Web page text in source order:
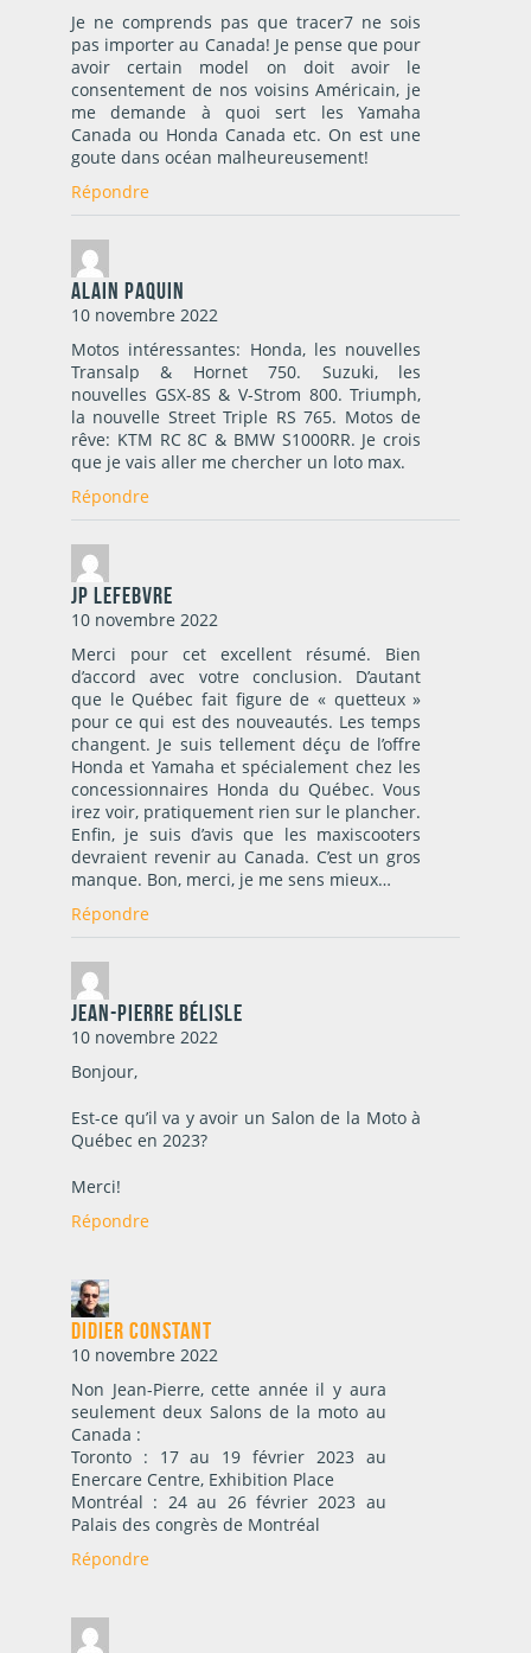
Je ne comprends pas que tracer7 ne sois
pas importer au Canada! Je pense que pour
avoir certain model on doit avoir le
consentement de nos voisins Américain, je
me demande à quoi sert les Yamaha
Canada ou Honda Canada etc. On est une
goute dans océan malheureusement!
Répondre
Alain Paquin
10 novembre 2022
Motos intéressantes: Honda, les nouvelles
Transalp & Hornet 750. Suzuki, les
nouvelles GSX-8S & V-Strom 800. Triumph,
la nouvelle Street Triple RS 765. Motos de
rêve: KTM RC 8C & BMW S1000RR. Je crois
que je vais aller me chercher un loto max.
Répondre
JP Lefebvre
10 novembre 2022
Merci pour cet excellent résumé. Bien
d’accord avec votre conclusion. D’autant
que le Québec fait figure de « quetteux »
pour ce qui est des nouveautés. Les temps
changent. Je suis tellement déçu de l’offre
Honda et Yamaha et spécialement chez les
concessionnaires Honda du Québec. Vous
irez voir, pratiquement rien sur le plancher.
Enfin, je suis d’avis que les maxiscooters
devraient revenir au Canada. C’est un gros
manque. Bon, merci, je me sens mieux…
Répondre
Jean-Pierre Bélisle
10 novembre 2022
Bonjour,
Est-ce qu’il va y avoir un Salon de la Moto à
Québec en 2023?
Merci!
Répondre
Didier Constant
10 novembre 2022
Non Jean-Pierre, cette année il y aura
seulement deux Salons de la moto au
Canada :
Toronto : 17 au 19 février 2023 au
Enercare Centre, Exhibition Place
Montréal : 24 au 26 février 2023 au
Palais des congrès de Montréal
Répondre